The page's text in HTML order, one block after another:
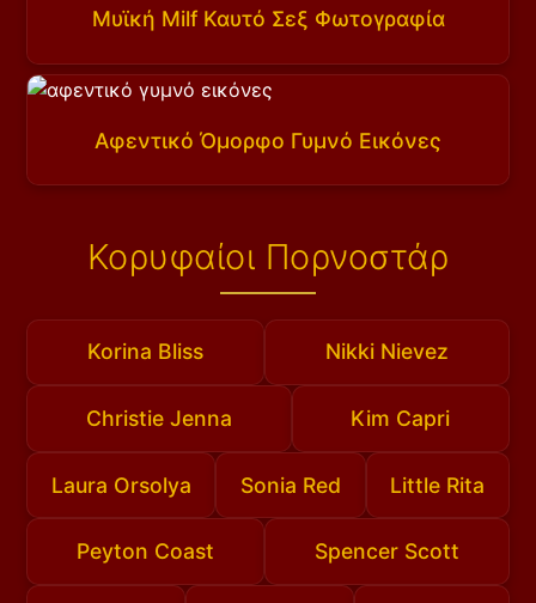
Μυϊκή Milf Καυτό Σεξ Φωτογραφία
Αφεντικό Όμορφο Γυμνό Εικόνες
Κορυφαίοι Πορνοστάρ
Korina Bliss Nikki Nievez
Christie Jenna Kim Capri
Laura Orsolya Sonia Red Little Rita
Peyton Coast Spencer Scott